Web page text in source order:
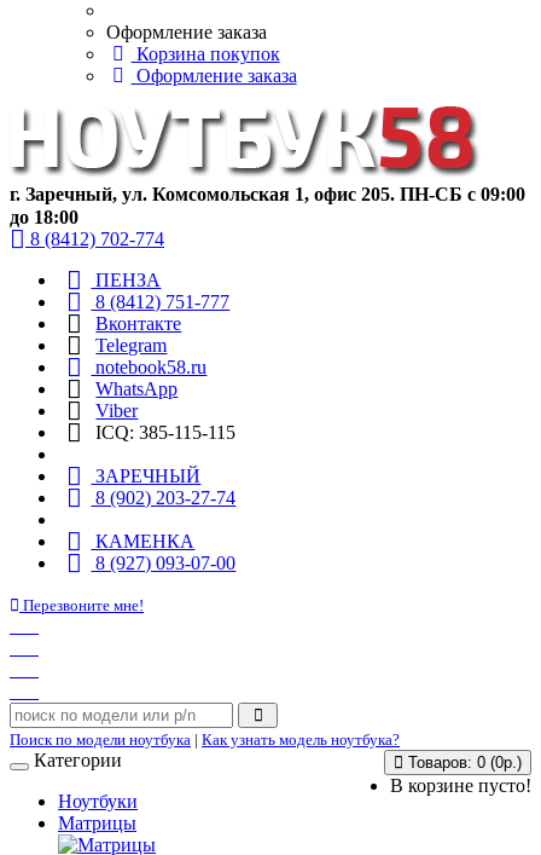
Оформление заказа
Корзина покупок
Оформление заказа
г. Заречный, ул. Комсомольская 1, офис 205. ПН-СБ с 09:00
до 18:00
8 (8412) 702-774
ПЕНЗА
8 (8412) 751-777
Вконтакте
Telegram
notebook58.ru
WhatsApp
Viber
ICQ: 385-115-115
ЗАРЕЧНЫЙ
8 (902) 203-27-74
КАМЕНКА
8 (927) 093-07-00
Перезвоните мне!
Поиск по модели ноутбука | Как узнать модель ноутбука?
Товаров: 0 (0р.)
В корзине пусто!
Категории
Ноутбуки
Матрицы